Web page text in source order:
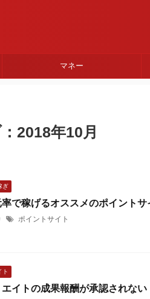
マネー
2018年10月
ぎ
で稼げるオススメのポイントサ
ポイントサイト
ト
イトの成果報酬が承認されな